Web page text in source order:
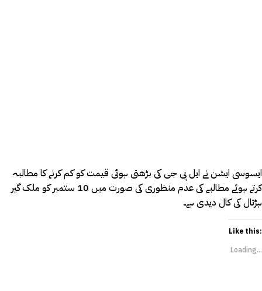
ایسوسی ایشن نے ایل پی جی کی بڑھتی ہوئی قیمت کو کم کرنے کا مطالبہ
کرتے ہوئے مطالبے کی عدم منظوری کی صورت میں 10 ستمبر کو ملک گیر
ہڑتال کی کال دیدی ہے۔
Like this:
Loading...